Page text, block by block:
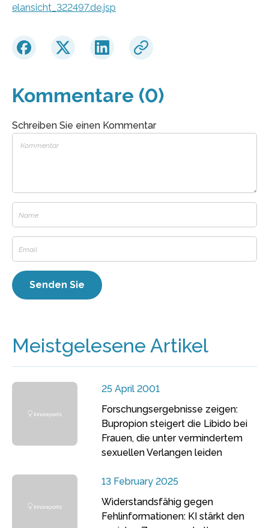
elansicht_322497.de.jsp
Kommentare (0)
Schreiben Sie einen Kommentar
Meistgelesene Artikel
25 April 2001
Forschungsergebnisse zeigen:
Bupropion steigert die Libido bei
Frauen, die unter vermindertem
sexuellen Verlangen leiden
13 February 2025
Widerstandsfähig gegen
Fehlinformationen: KI stärkt den